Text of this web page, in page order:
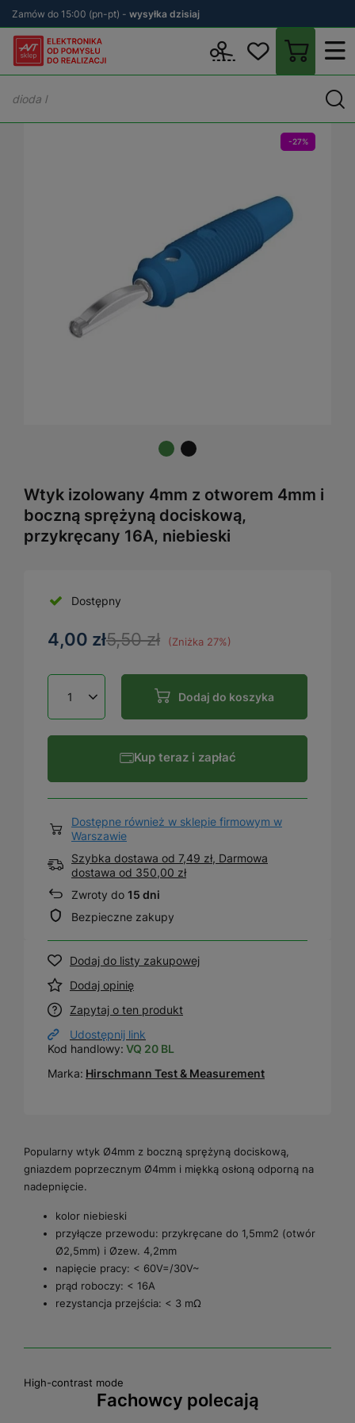
Zamów do 15:00 (pn-pt) - wysyłka dzisiaj
Akcesoria do
-27%
Wtyk izolowany 4mm z otworem 4mm i
boczną sprężyną dociskową,
przykręcany 16A, niebieski
Dostępny
5,50 zł (Zniżka 27%)
4,00 zł
Dodaj do koszyka
Kup teraz i zapłać
Dostępne również w sklepie firmowym w
Warszawie
Szybka dostawa od 7,49 zł, Darmowa
dostawa od 350,00 zł
Zwroty do 15 dni
Bezpieczne zakupy
Dodaj do listy zakupowej
Dodaj opinię
Zapytaj o ten produkt
Udostępnij link
Kod handlowy: VQ 20 BL
Marka: Hirschmann Test & Measurement
Popularny wtyk Ø4mm z boczną sprężyną dociskową,
gniazdem poprzecznym Ø4mm i miękką osłoną odporną na
nadepnięcie.
kolor niebieski
przyłącze przewodu: przykręcane do 1,5mm2 (otwór
Ø2,5mm) i Øzew. 4,2mm
napięcie pracy: < 60V=/30V~
prąd roboczy: < 16A
rezystancja przejścia: < 3 mΩ
High-contrast mode
Fachowcy polecają